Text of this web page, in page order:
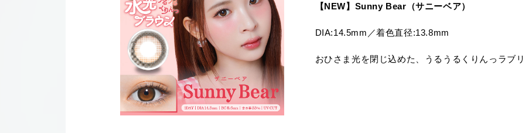
【NEW】Sunny Bear（サニーベア）
DIA:14.5mm／着色直径:13.8mm
おひさま光を閉じ込めた、うるうるくりんっラブリ